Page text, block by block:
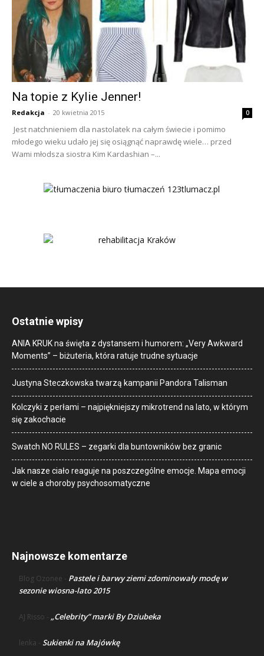
Na topie z Kylie Jenner!
Redakcja - 20 kwietnia 2015 0
Jest natchnieniem dla nastolatek na całym świecie i pomimo
młodego wieku udało jej się osiągnąć naprawdę wiele… przed
Wami młodsza siostra Kim Kardashian –...
Ostatnie wpisy
ANIA KRUK na święta z dystansem i humorem: „Very Awkward
Moments” – biżuteria, która ratuje trudne sytuacje
Justyna Steczkowska twarzą kampanii Pandora Talisman
Kolczyki z perłami – najpiękniejszy mikrotrend na lato, w którym
się zakochacie
Swatch NO RULES – zegarki dla buntowników bez granic
Jak nasze ciało reaguje na poszczególne emocje. Mapa emocji
w ciele a choroby psychosomatyczne
Najnowsze komentarze
Blog Ozonee - Pastele i barwy ziemi zdominowały modę w
sezonie wiosna-lato 2015
AJ Risso - „Celebrity” marki By Dziubeka
lenka - Sukienki na Majówkę